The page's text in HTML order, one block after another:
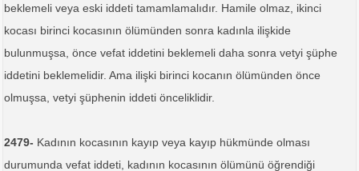
beklemeli veya eski iddeti tamamlamalıdır. Hamile olmaz, ikinci
kocası birinci kocasının ölümünden sonra kadınla ilişkide
bulunmuşsa, önce vefat iddetini beklemeli daha sonra vetyi şüphe
iddetini beklemelidir. Ama ilişki birinci kocanın ölümünden önce
olmuşsa, vetyi şüphenin iddeti önceliklidir.
2479- Kadının kocasının kayıp veya kayıp hükmünde olması
durumunda vefat iddeti, kadının kocasının ölümünü öğrendiği